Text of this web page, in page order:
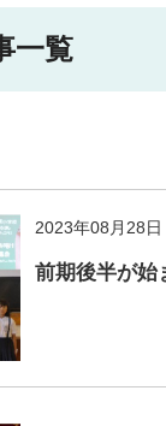
一覧
2023年08月28
前期後半が始